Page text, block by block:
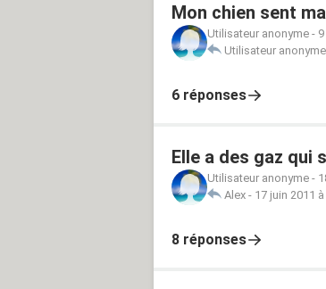
Mon chien sent
Utilisateur anonyme -
Utilisateur anonyme
6 réponses
Elle a des gaz qui
Utilisateur anonyme -
Alex - 17 juin 2011
8 réponses